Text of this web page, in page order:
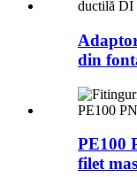
din
PE100
filet